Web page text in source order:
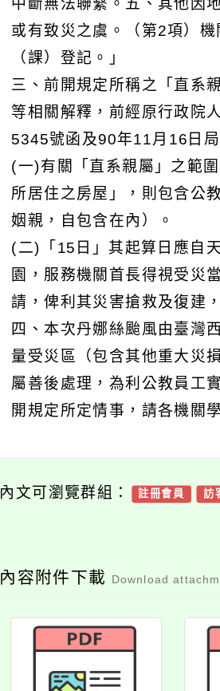
或有致災之虞。（第2項）
（課）登記。」
三、前開規定所稱之「直系
等相關解釋，前經原行政院
5345號函及90年11月16日
(一)有關「直系親屬」之範
所居住之房屋」，則包含公
姻親，自包含在內）。
(二)「15日」其起算日應自
園，服務機關首長得視受災
請，俾利其災害搶救及復建
四、本次丹娜絲颱風由臺灣
量受災區（包含其他重大災
屬善後處理，為利公教員工
開規定所定情事，請各機關
內文可瀏覽群組： 註冊會員 訪
內容附件下載 Download